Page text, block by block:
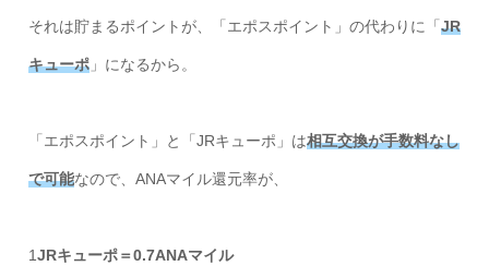
それは貯まるポイントが、「エポスポイント」の代わりに「 JR
キューポ 」になるから。
「エポスポイント」と「JRキューポ」は相互交換が手数料なし
で可能なので、ANAマイル還元率が、
1JRキューポ＝0.7ANAマイル